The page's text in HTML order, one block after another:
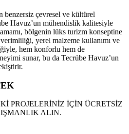
benzersiz çevresel ve kültürel
Havuz’un mühendislik kalitesiyle
bölgenin lüks turizm konseptine
yerel malzeme kullanımı ve
hem konforlu hem de
sunar, bu da Tecrübe Havuz’un
PROJELERİNİZ İÇİN ÜCRETSİZ
ALIN.